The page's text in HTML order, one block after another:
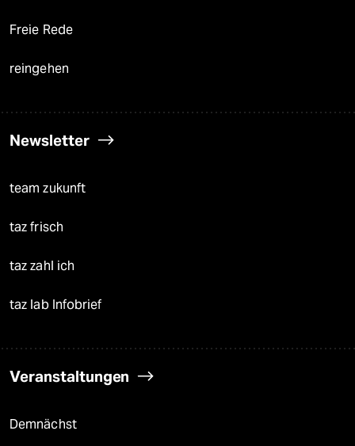
Freie Rede
reingehen
Newsletter
team zukunft
taz frisch
taz zahl ich
taz lab Infobrief
Veranstaltungen
Demnächst